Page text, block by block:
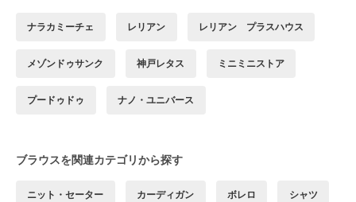
ナラカミーチェ レリアン レリアン プラスハウス
メゾンドゥサンク 神戸レタス ミニミニストア
プードゥドゥ ナノ・ユニバース
ブラウスを関連カテゴリから探す
ニット・セーター カーディガン ボレロ シャツ